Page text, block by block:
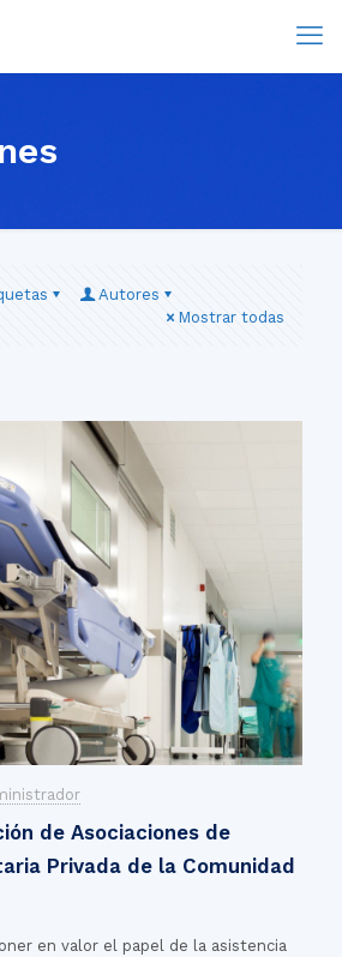
Autores
Mostrar todas
de Asociaciones de
Privada de la Comunidad
en valor el papel de la asistencia